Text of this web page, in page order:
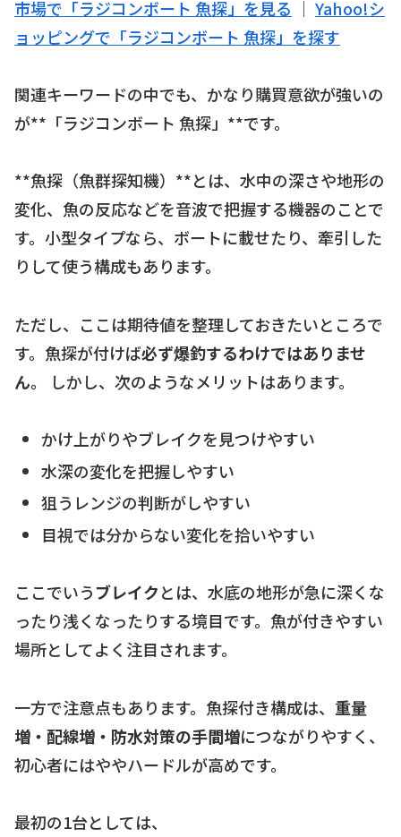
市場で「ラジコンボート 魚探」を見る ｜ Yahoo!シ
ョッピングで「ラジコンボート 魚探」を探す
関連キーワードの中でも、かなり購買意欲が強いの
が**「ラジコンボート 魚探」**です。
**魚探（魚群探知機）**とは、水中の深さや地形の
変化、魚の反応などを音波で把握する機器のことで
す。小型タイプなら、ボートに載せたり、牽引した
りして使う構成もあります。
ただし、ここは期待値を整理しておきたいところで
す。魚探が付けば必ず爆釣するわけではありませ
ん。
しかし、次のようなメリットはあります。
かけ上がりやブレイクを見つけやすい
水深の変化を把握しやすい
狙うレンジの判断がしやすい
目視では分からない変化を拾いやすい
ここでいうブレイクとは、水底の地形が急に深くな
ったり浅くなったりする境目です。魚が付きやすい
場所としてよく注目されます。
一方で注意点もあります。魚探付き構成は、 重量
増・配線増・防水対策の手間増につながりやすく、
初心者にはややハードルが高めです。
最初の1台としては、